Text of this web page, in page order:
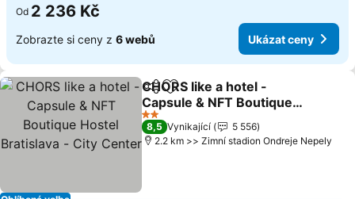
Od 2 236 Kč
Zobrazte si ceny z 6 webů Ukázat ceny
SdíletPřidat na seznam oblíbených
CHORS like a hotel -
Capsule & NFT Boutique
Hostel Bratislava - City
Center
Ukázat ceny
2 Počet hvězdiček
8,5 Vynikající
5 556
2.2 km >> Zimní stadion Ondreje Nepely